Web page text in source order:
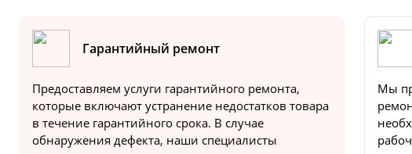
Гарантийный ремонт
Предоставляем услуги гарантийного ремонта,
которые включают устранение недостатков товара
в течение гарантийного срока. В случае
обнаружения дефекта, наши специалисты
Мы